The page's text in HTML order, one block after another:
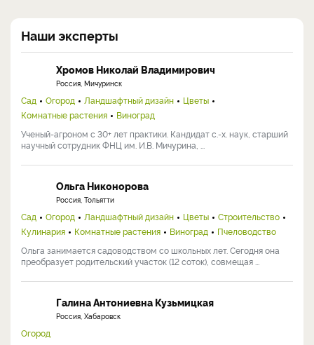
Наши эксперты
Хромов Николай Владимирович
Россия, Мичуринск
Сад Огород Ландшафтный дизайн
Цветы
Комнатные растения
Виноград
Ученый-агроном с 30+ лет практики. Кандидат с.-х. наук, старший
научный сотрудник ФНЦ им. И.В. Мичурина, ...
Ольга Никонорова
Россия, Тольятти
Сад Огород Ландшафтный дизайн Цветы
Строительство
Кулинария
Комнатные растения Виноград
Пчеловодство
Ольга занимается садоводством со школьных лет. Сегодня она
преобразует родительский участок (12 соток), совмещая ...
Галина Антониевна Кузьмицкая
Россия, Хабаровск
Огород